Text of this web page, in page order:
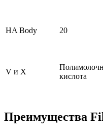
HA Body 20
V и X
кислота
Преимущества